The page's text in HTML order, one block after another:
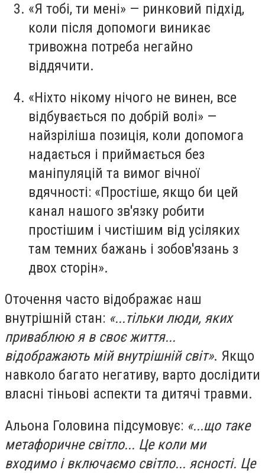
«Я тобі, ти мені» — ринковий підхід,
коли після допомоги виникає
тривожна потреба негайно
віддячити.
«Ніхто нікому нічого не винен, все
відбувається по добрій волі» —
найзріліша позиція, коли допомога
надається і приймається без
маніпуляцій та вимог вічної
вдячності: «Простіше, якщо би цей
канал нашого зв'язку робити
простішим і чистішим від усіляких
там темних бажань і зобов'язань з
двох сторін».
Оточення часто відображає наш
внутрішній стан: «...тільки люди, яких
приваблюю я в своє життя...
відображають мій внутрішній світ». Якщо
навколо багато негативу, варто дослідити
власні тіньові аспекти та дитячі травми.
Альона Головина підсумовує: «...що таке
метафоричне світло... Це коли ми
входимо і включаємо світло... ясності. Це